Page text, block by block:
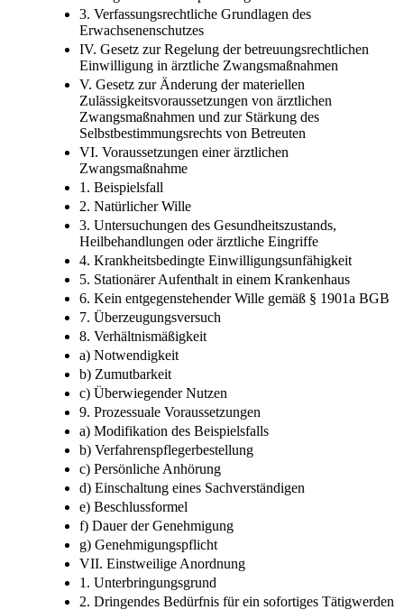
3. Verfassungsrechtliche Grundlagen des
Erwachsenenschutzes
IV. Gesetz zur Regelung der betreuungsrechtlichen
Einwilligung in ärztliche Zwangsmaßnahmen
V. Gesetz zur Änderung der materiellen
Zulässigkeitsvoraussetzungen von ärztlichen
Zwangsmaßnahmen und zur Stärkung des
Selbstbestimmungsrechts von Betreuten
VI. Voraussetzungen einer ärztlichen
Zwangsmaßnahme
1. Beispielsfall
2. Natürlicher Wille
3. Untersuchungen des Gesundheitszustands,
Heilbehandlungen oder ärztliche Eingriffe
4. Krankheitsbedingte Einwilligungsunfähigkeit
5. Stationärer Aufenthalt in einem Krankenhaus
6. Kein entgegenstehender Wille gemäß § 1901a BGB
7. Überzeugungsversuch
8. Verhältnismäßigkeit
a) Notwendigkeit
b) Zumutbarkeit
c) Überwiegender Nutzen
9. Prozessuale Voraussetzungen
a) Modifikation des Beispielsfalls
b) Verfahrenspflegerbestellung
c) Persönliche Anhörung
d) Einschaltung eines Sachverständigen
e) Beschlussformel
f) Dauer der Genehmigung
g) Genehmigungspflicht
VII. Einstweilige Anordnung
1. Unterbringungsgrund
2. Dringendes Bedürfnis für ein sofortiges Tätigwerden